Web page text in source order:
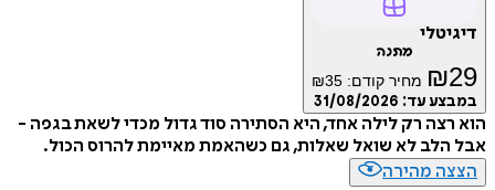
₪ מחיר קודם: ₪35
עד:31/08/2026
רק לילה אחד, היא הסתירה סוד גדול מכדי לשאת בגפה -
לא שואל שאלות, גם כשהאמת מאיימת להרוס הכול.
מהירה